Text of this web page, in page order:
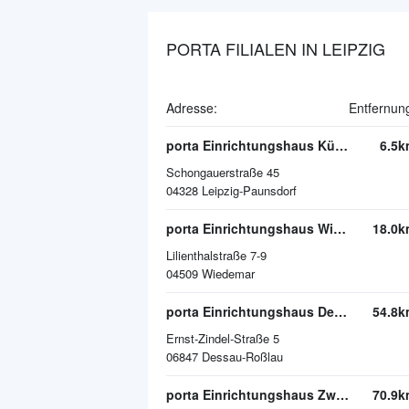
PORTA FILIALEN IN LEIPZIG
Adresse:
porta Einrichtungshaus Küchenwelt Leipzig/Paunsdorf
Schongauerstraße 45
04328 Leipzig-Paunsdorf
porta Einrichtungshaus Wiedemar
Lilienthalstraße 7-9
04509 Wiedemar
porta Einrichtungshaus Dessau-Roßlau
Ernst-Zindel-Straße 5
06847 Dessau-Roßlau
porta Einrichtungshaus Zwickau